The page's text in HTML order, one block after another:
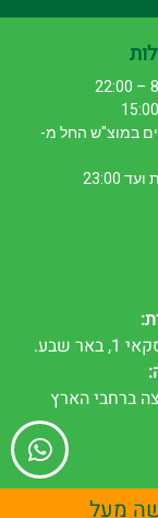
במוצ"ש החל מ-
23:00
שבע.
ברחבי הארץ
מעל